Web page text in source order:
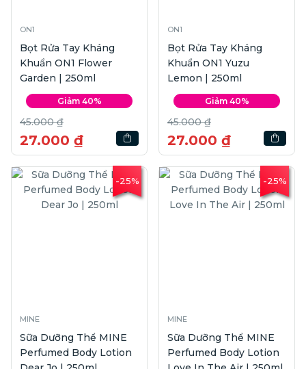
ON1
Bọt Rửa Tay Kháng
Khuẩn ON1 Flower
Garden | 250ml
Giảm 40%
45.000 ₫
27.000 ₫
ON1
Bọt Rửa Tay Kháng
Khuẩn ON1 Yuzu
Lemon | 250ml
Giảm 40%
45.000 ₫
27.000 ₫
-25%
MINE
Sữa Dưỡng Thể MINE
Perfumed Body Lotion
-25%
MINE
Sữa Dưỡng Thể MINE
Perfumed Body Lotion